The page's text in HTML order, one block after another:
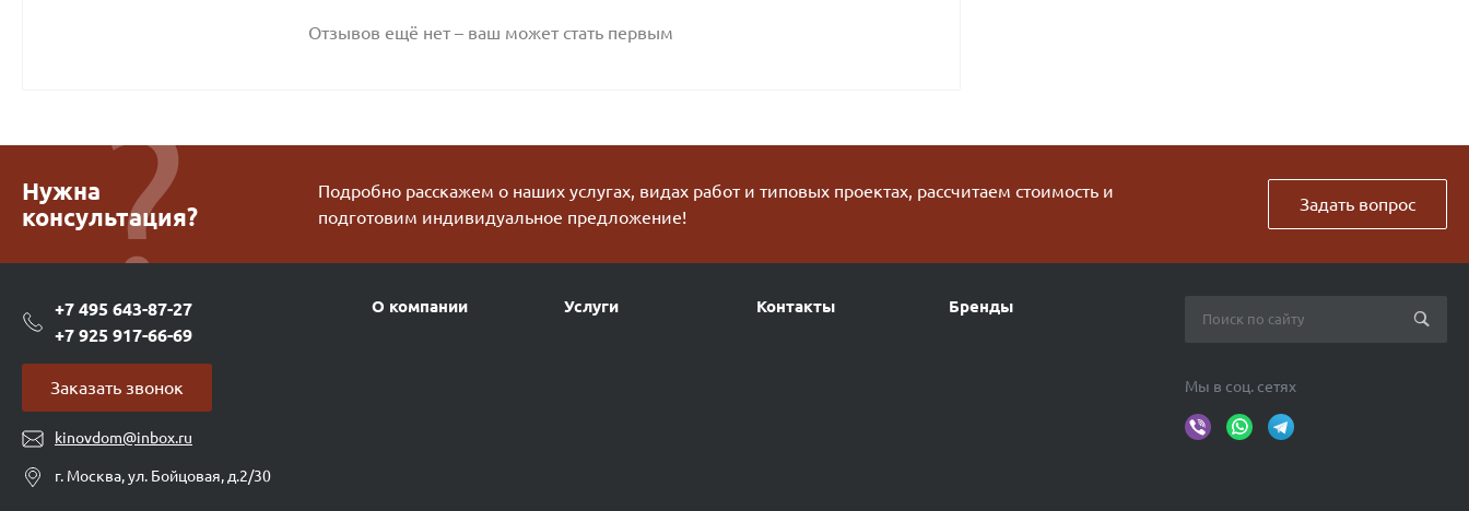
Отзывов ещё нет – ваш может стать первым
Нужна
консультация?
Подробно расскажем о наших услугах, видах работ и типовых проектах, рассчитаем стоимость и
подготовим индивидуальное предложение!
Задать вопрос
+7 495 643-87-27
+7 925 917-66-69
Заказать звонок
kinovdom@inbox.ru
г. Москва, ул. Бойцовая, д.2/30
О компании Услуги Контакты Бренды
Мы в соц. сетях